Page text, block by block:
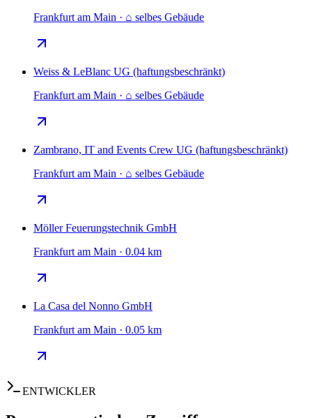
Frankfurt am Main · ⌂ selbes Gebäude
Weiss & LeBlanc UG (haftungsbeschränkt)
Frankfurt am Main · ⌂ selbes Gebäude
Zambrano, IT and Events Crew UG (haftungsbeschränkt)
Frankfurt am Main · ⌂ selbes Gebäude
Möller Feuerungstechnik GmbH
Frankfurt am Main · 0.04 km
La Casa del Nonno GmbH
Frankfurt am Main · 0.05 km
ENTWICKLER